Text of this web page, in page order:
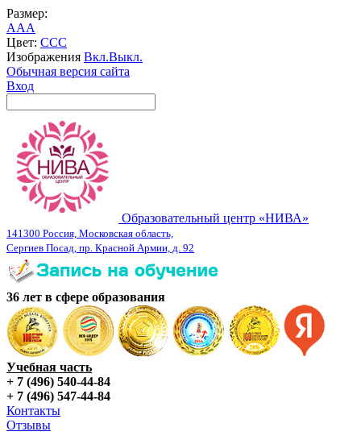
Размер:
AAA
Цвет: CCC
Изображения Вкл.Выкл.
Обычная версия сайта
Вход
Образовательный центр «НИВА»
141300 Россия, Московская область,
Сергиев Посад, пр. Красной Армии, д. 92
36 лет в сфере образования
Учебная часть
+ 7 (496) 540-44-84
+ 7 (496) 547-44-84
Контакты
Отзывы